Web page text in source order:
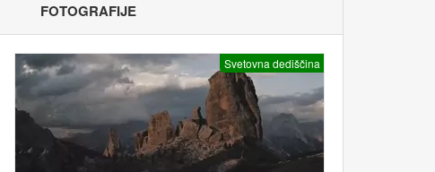
FOTOGRAFIJE
Svetovna dediščina